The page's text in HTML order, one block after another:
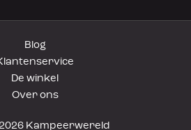
Blog
De winkel
Over ons
Kampeerwereld